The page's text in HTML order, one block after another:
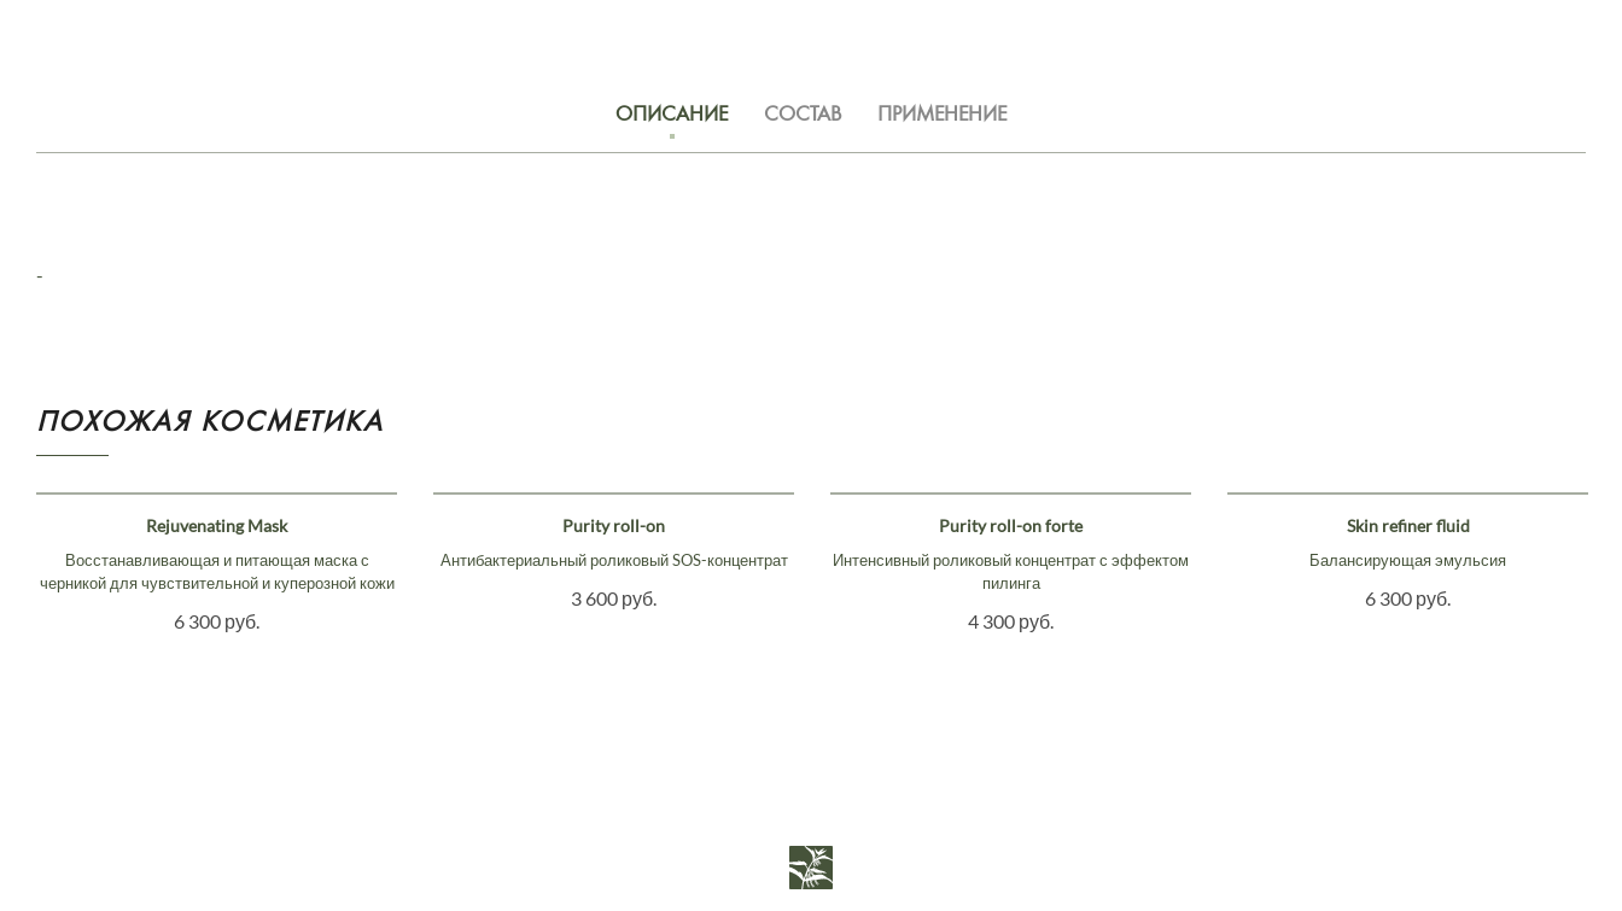
ОПИСАНИЕ СОСТАВ ПРИМЕНЕНИЕ
-
ПОХОЖАЯ КОСМЕТИКА
Rejuvenating Mask
Восстанавливающая и питающая маска с
черникой для чувствительной и куперозной кожи
6 300 руб.
Purity roll-on
Антибактериальный роликовый SOS-концентрат
3 600 руб.
Purity roll-on forte
Интенсивный роликовый концентрат с эффектом
пилинга
4 300 руб.
Skin refiner fluid
Балансирующая эмульсия
6 300 руб.